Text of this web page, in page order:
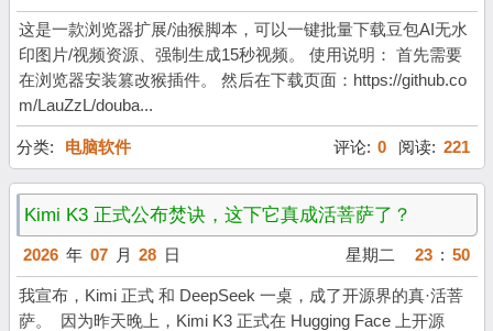
这是一款浏览器扩展/油猴脚本，可以一键批量下载豆包AI无水
印图片/视频资源、强制生成15秒视频。 使用说明： 首先需要
在浏览器安装篡改猴插件。 然后在下载页面：https://github.co
m/LauZzL/douba...
分类: 电脑软件 评论: 0 阅读: 221
Kimi K3 正式公布焚诀，这下它真成活菩萨了？
2026 年 07 月 28 日 星期二 23 : 50
我宣布，Kimi 正式 和 DeepSeek 一桌，成了开源界的真·活菩
萨。 因为昨天晚上，Kimi K3 正式在 Hugging Face 上开源